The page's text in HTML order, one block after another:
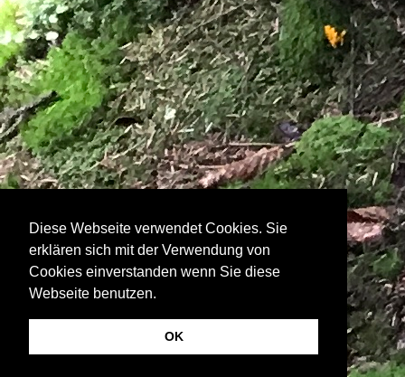
Diese Webseite verwendet Cookies. Sie
erklären sich mit der Verwendung von
Cookies einverstanden wenn Sie diese
Webseite benutzen.
OK